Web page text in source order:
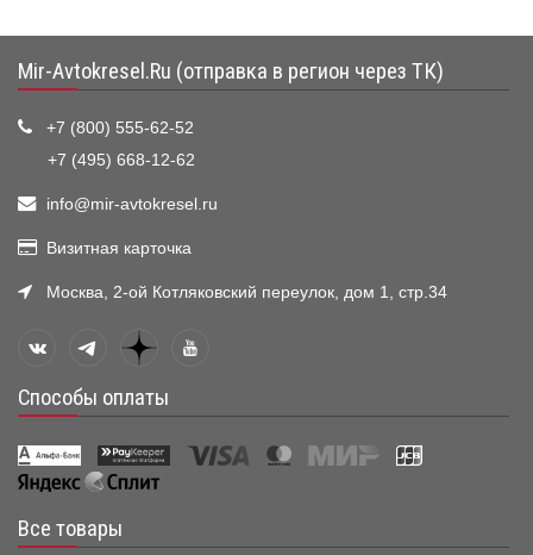
Mir-Avtokresel.Ru (отправка в регион через ТК)
+7 (800) 555-62-52
+7 (495) 668-12-62
info@mir-avtokresel.ru
Визитная карточка
Москва, 2-ой Котляковский переулок, дом 1, стр.34
Способы оплаты
Все товары